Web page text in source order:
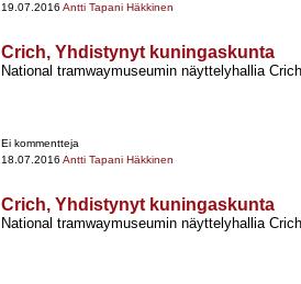
19.07.2016 Antti Tapani Häkkinen
Crich, Yhdistynyt kuningaskunta
National tramwaymuseumin näyttelyhallia
Ei kommentteja
18.07.2016 Antti Tapani Häkkinen
Crich, Yhdistynyt kuningaskunta
National tramwaymuseumin näyttelyhallia